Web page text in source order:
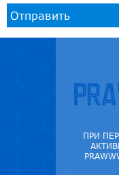
Отправить
ПРИ